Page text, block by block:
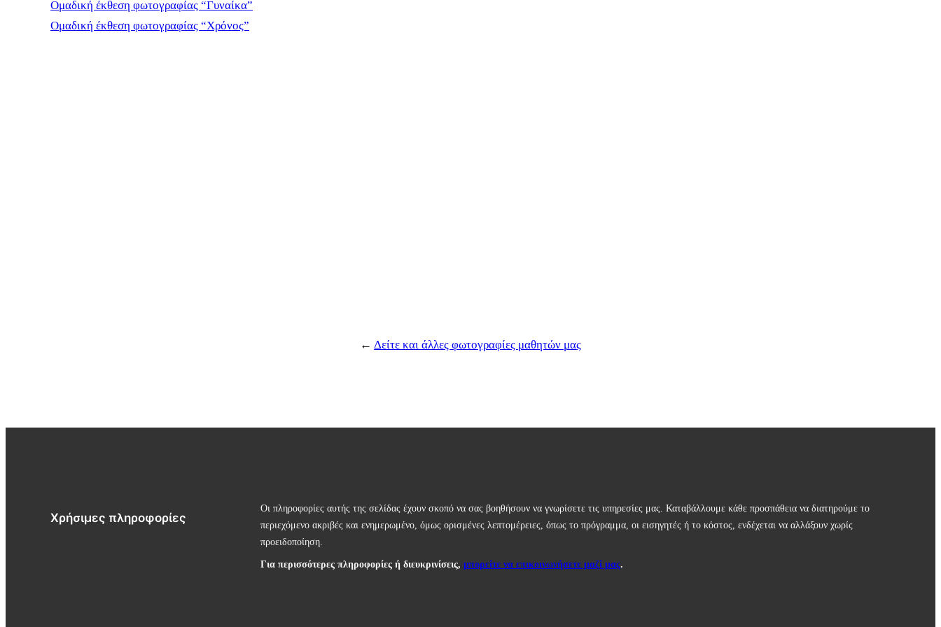
Ομαδική έκθεση φωτογραφίας “Γυναίκα”
Ομαδική έκθεση φωτογραφίας “Χρόνος”
← Δείτε και άλλες φωτογραφίες μαθητών μας
Χρήσιμες πληροφορίες
Οι πληροφορίες αυτής της σελίδας έχουν σκοπό να σας βοηθήσουν να γνωρίσετε τις υπηρεσίες μας. Καταβάλλουμε κάθε προσπάθεια να διατηρούμε το
περιεχόμενο ακριβές και ενημερωμένο, όμως ορισμένες λεπτομέρειες, όπως το πρόγραμμα, οι εισηγητές ή το κόστος, ενδέχεται να αλλάξουν χωρίς
προειδοποίηση.
Για περισσότερες πληροφορίες ή διευκρινίσεις, μπορείτε να επικοινωνήσετε μαζί μας.